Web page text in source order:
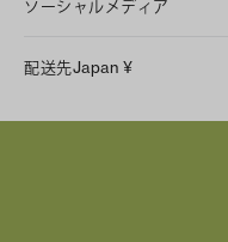
ソーシャルメディア
Facebook
配送先Japan ¥